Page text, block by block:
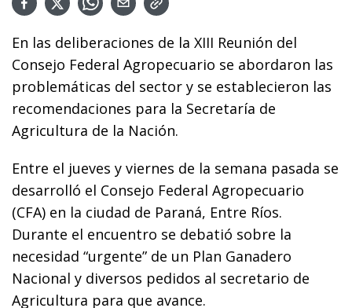
En las deliberaciones de la XIII Reunión del
Consejo Federal Agropecuario se abordaron las
problemáticas del sector y se establecieron las
recomendaciones para la Secretaría de
Agricultura de la Nación.
Entre el jueves y viernes de la semana pasada se
desarrolló el Consejo Federal Agropecuario
(CFA) en la ciudad de Paraná, Entre Ríos.
Durante el encuentro se debatió sobre la
necesidad “urgente” de un Plan Ganadero
Nacional y diversos pedidos al secretario de
Agricultura para que avance.